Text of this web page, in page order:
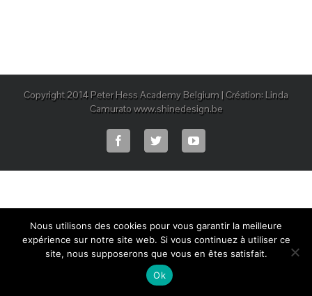
Copyright 2014 Peter Hess Academy Belgium | Création: Linda
Camurato www.shinedesign.be
Nous utilisons des cookies pour vous garantir la meilleure
expérience sur notre site web. Si vous continuez à utiliser ce
site, nous supposerons que vous en êtes satisfait.
Ok